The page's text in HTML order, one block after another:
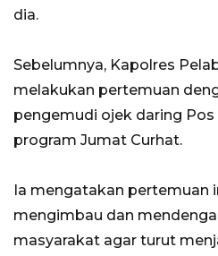
dia.
Sebelumnya, Kapolres
melakukan pertemuan
pengemudi ojek daring
program Jumat Curhat.
Ia mengatakan pertemuan
mengimbau dan
masyarakat agar turut